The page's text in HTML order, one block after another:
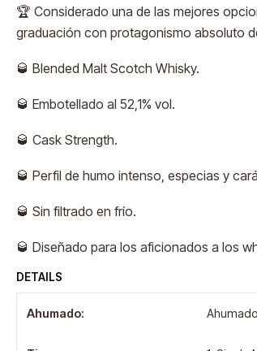
🏆 Considerado una de las mejores
graduación con protagonismo absoluto
🥃 Blended Malt Scotch Whisky.
🥃 Embotellado al 52,1% vol.
🥃 Cask Strength.
🥃 Perfil de humo intenso, especias y
🥃 Sin filtrado en frío.
🥃 Diseñado para los aficionados a los
DETAILS
Ahumado: Ahumado